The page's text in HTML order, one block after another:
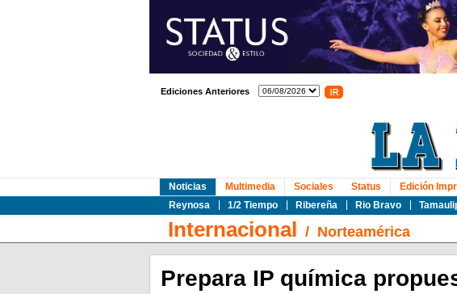
Ediciones Anteriores
Noticias
Reynosa
1/2 Tiempo Ribereña Rio Bravo
Multimedia Sociales Status Edición
Internacional / Norteamérica
Prepara IP química